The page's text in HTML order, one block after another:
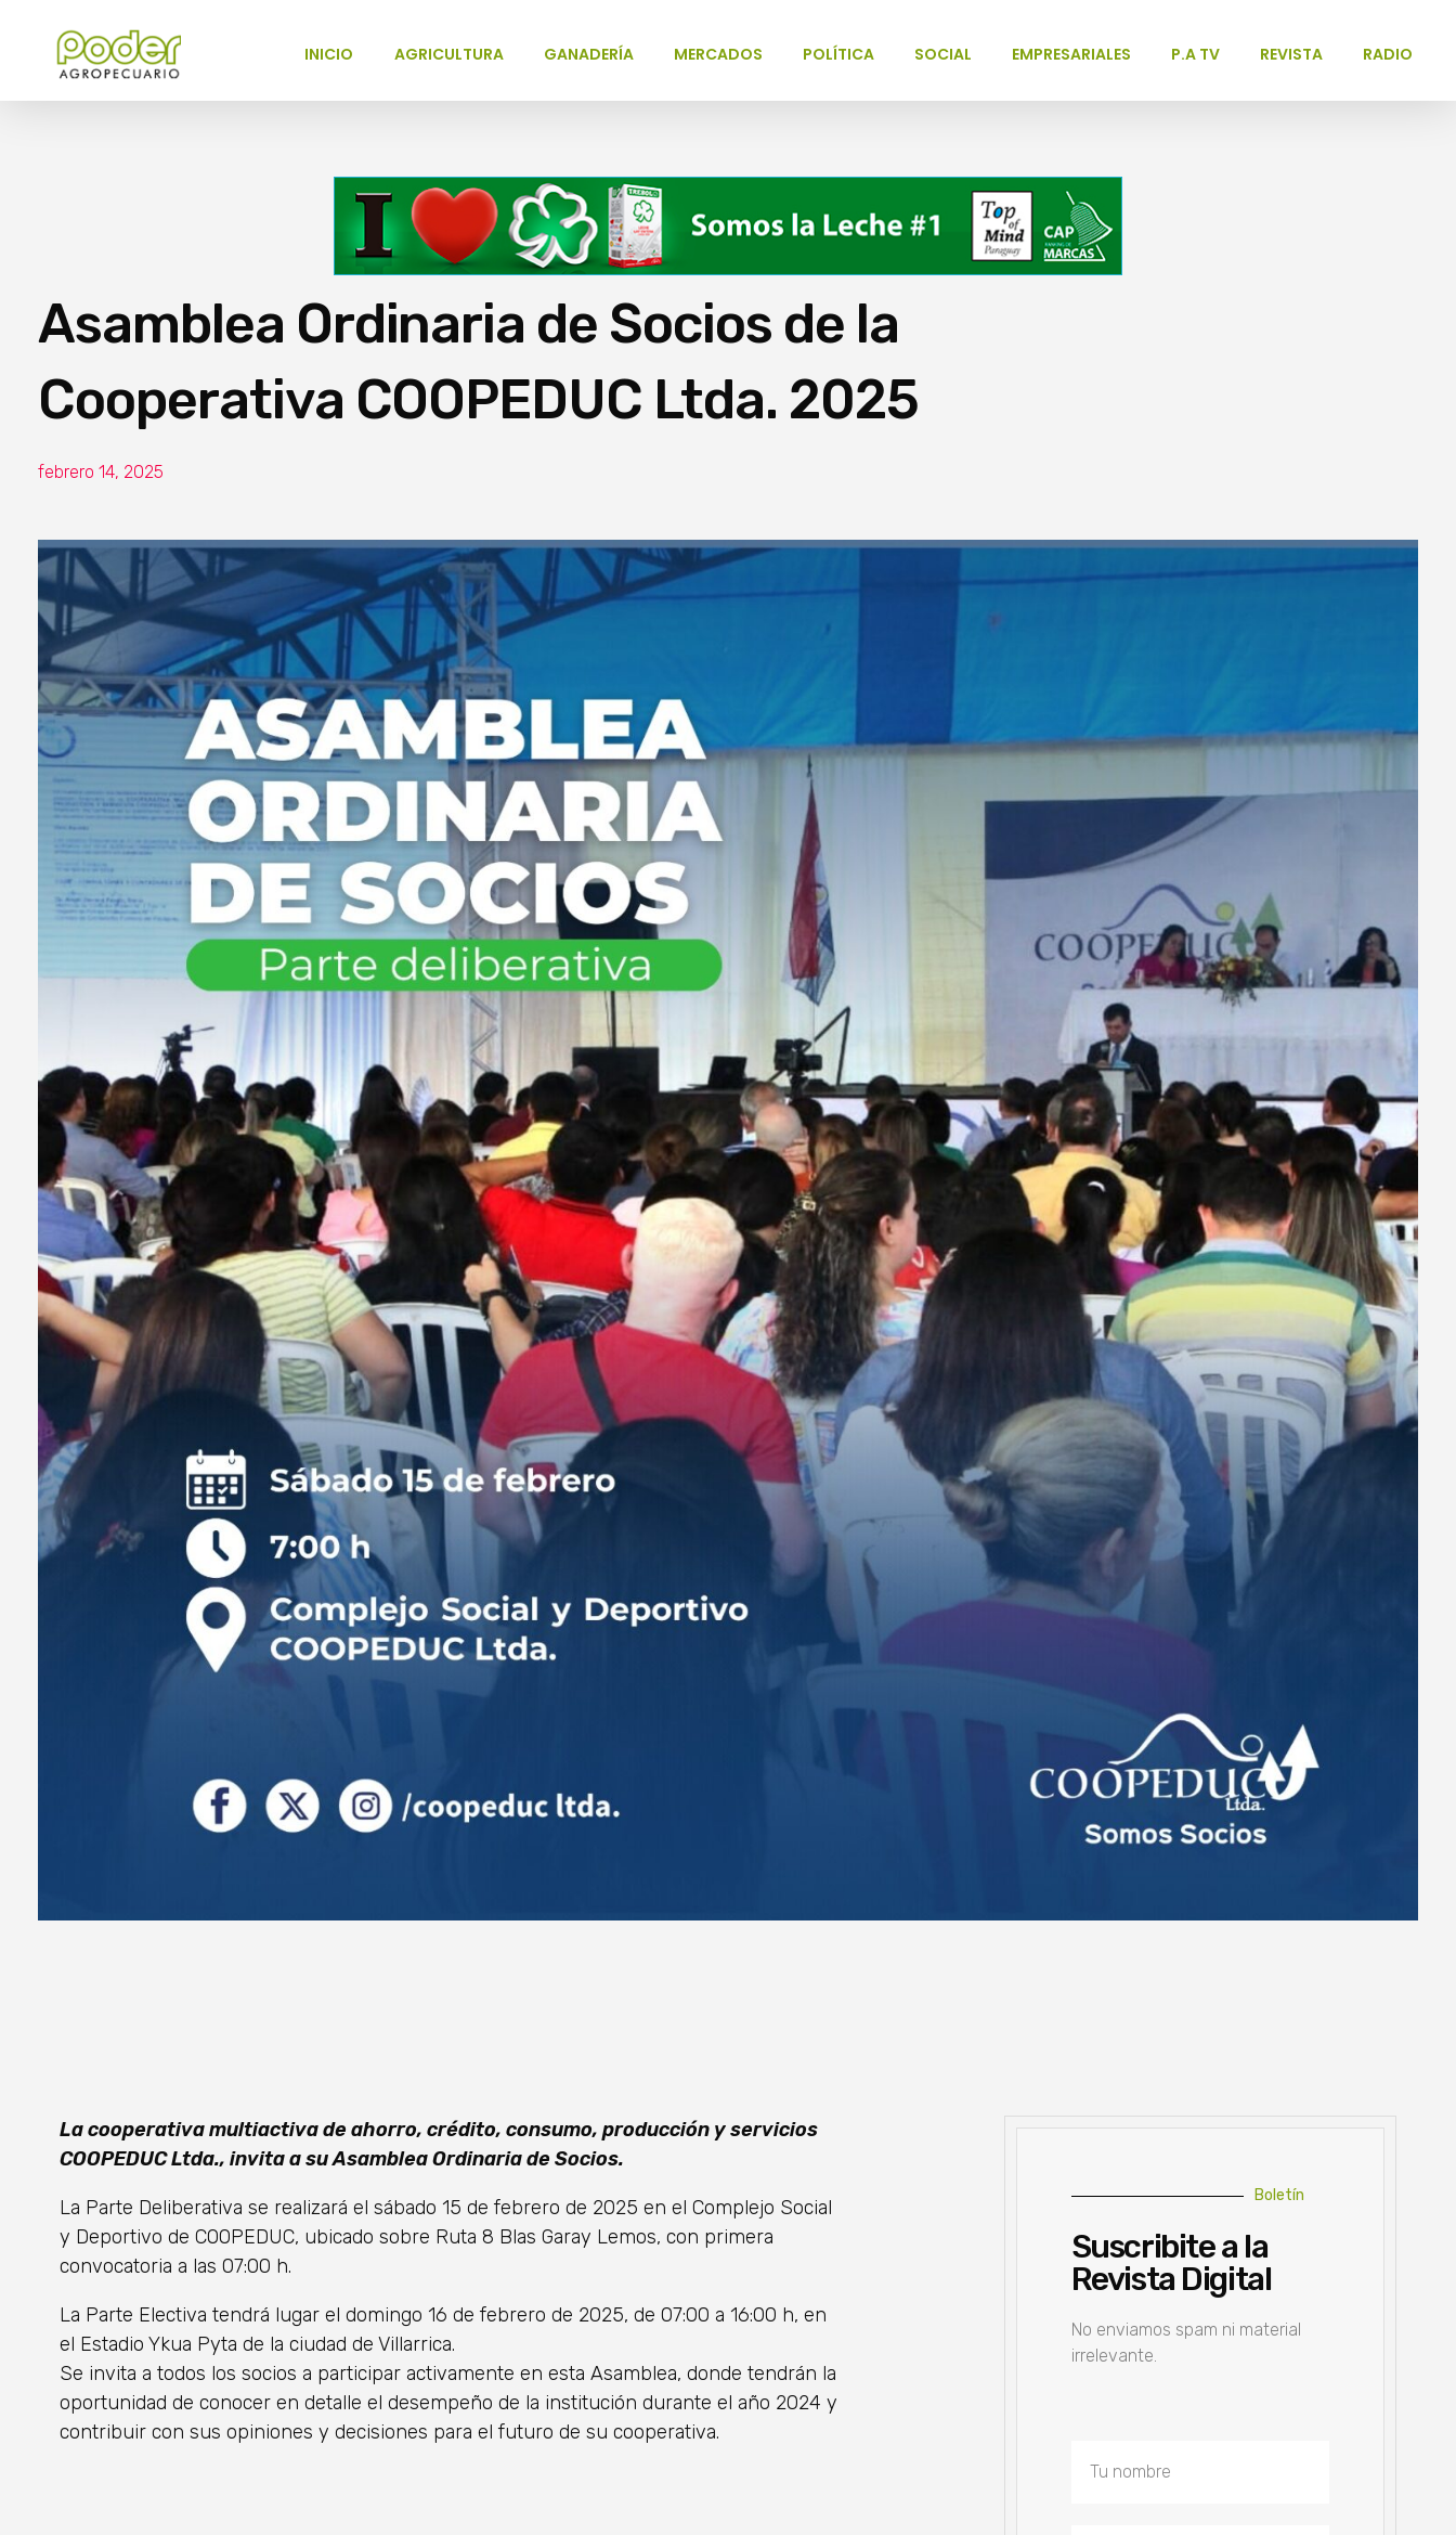
INICIO AGRICULTURA GANADERÍA MERCADOS POLÍTICA SOCIAL EMPRESARIALES P.A TV REVISTA RADIO
Asamblea Ordinaria de Socios de la
Cooperativa COOPEDUC Ltda. 2025
febrero 14, 2025
La cooperativa multiactiva de ahorro, crédito, consumo, producción y servicios
COOPEDUC Ltda., invita a su Asamblea Ordinaria de Socios.
La Parte Deliberativa se realizará el sábado 15 de febrero de 2025 en el Complejo Social
y Deportivo de COOPEDUC, ubicado sobre Ruta 8 Blas Garay Lemos, con primera
convocatoria a las 07:00 h.
La Parte Electiva tendrá lugar el domingo 16 de febrero de 2025, de 07:00 a 16:00 h, en
el Estadio Ykua Pyta de la ciudad de Villarrica.
Se invita a todos los socios a participar activamente en esta Asamblea, donde tendrán la
oportunidad de conocer en detalle el desempeño de la institución durante el año 2024 y
contribuir con sus opiniones y decisiones para el futuro de su cooperativa.
Boletín
Suscribite a la
Revista Digital
No enviamos spam ni material
irrelevante.